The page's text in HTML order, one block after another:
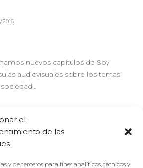
el
de las
y de terceros para fines analíticos, técnicos y
2016
nuevos capítulos de Soy
audiovisuales sobre los temas